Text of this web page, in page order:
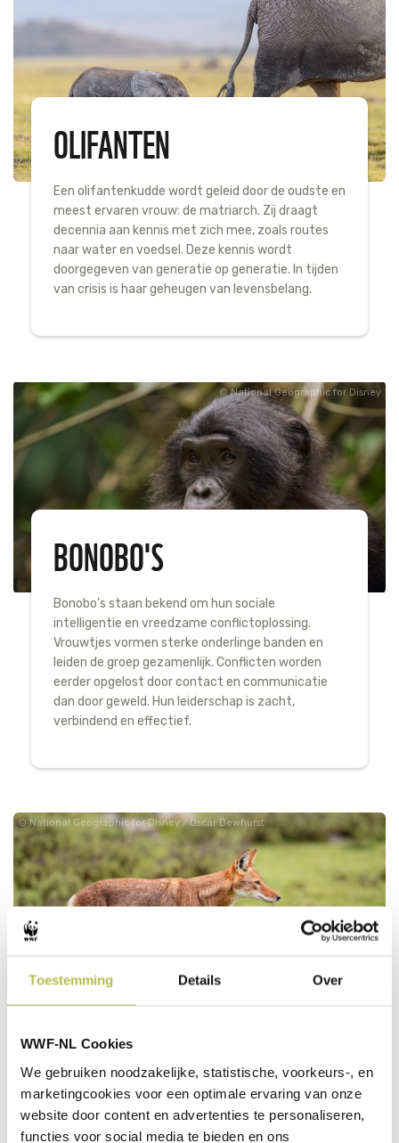
Toestemming Details Over
WWF-NL Cookies
We gebruiken noodzakelijke, statistische, voorkeurs-, en
marketingcookies voor een optimale ervaring van onze
website door content en advertenties te personaliseren,
functies voor social media te bieden en ons
OLIFANTEN
Een olifantenkudde wordt geleid door de oudste en
meest ervaren vrouw: de matriarch. Zij draagt
decennia aan kennis met zich mee, zoals routes
naar water en voedsel. Deze kennis wordt
doorgegeven van generatie op generatie. In tijden
van crisis is haar geheugen van levensbelang.
National Geographic for Disney
BONOBO'S
Bonobo’s staan bekend om hun sociale
intelligentie en vreedzame conflictoplossing.
Vrouwtjes vormen sterke onderlinge banden en
leiden de groep gezamenlijk. Conflicten worden
eerder opgelost door contact en communicatie
dan door geweld. Hun leiderschap is zacht,
verbindend en effectief.
National Geographic for Disney / Oscar Dewhurst
ETHIOPISCHE WOLVEN
Bij Ethiopische wolven spelen vrouwtjes een
bepalen wanneer jongen het nest verlaten. Dit kan
pijnlijk zijn, maar is nodig om nieuwe roedels te
vormen. Hun leiderschap is gericht op de toekomst
van de soort.